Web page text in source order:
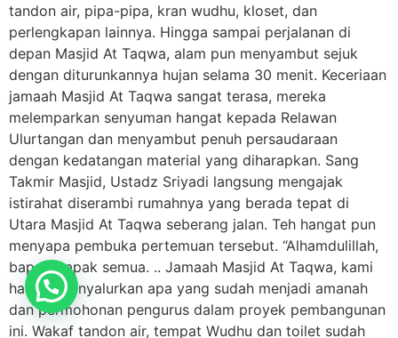
tandon air, pipa-pipa, kran wudhu, kloset, dan
perlengkapan lainnya. Hingga sampai perjalanan di
depan Masjid At Taqwa, alam pun menyambut sejuk
dengan diturunkannya hujan selama 30 menit. Keceriaan
jamaah Masjid At Taqwa sangat terasa, mereka
melemparkan senyuman hangat kepada Relawan
Ulurtangan dan menyambut penuh persaudaraan
dengan kedatangan material yang diharapkan. Sang
Takmir Masjid, Ustadz Sriyadi langsung mengajak
istirahat diserambi rumahnya yang berada tepat di
Utara Masjid At Taqwa seberang jalan. Teh hangat pun
menyapa pembuka pertemuan tersebut. “Alhamdulillah,
bapak-bapak semua. .. Jamaah Masjid At Taqwa, kami
hari ini menyalurkan apa yang sudah menjadi amanah
dan permohonan pengurus dalam proyek pembangunan
ini. Wakaf tandon air, tempat Wudhu dan toilet sudah